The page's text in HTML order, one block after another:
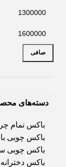
صافی
دسته‌های
باکس تمام
باکس چوبی
باکس چوبی
باکس دخترانه